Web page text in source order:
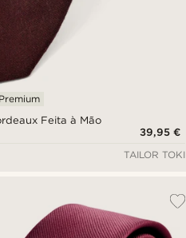
Feita à Mão
39,95 €
TAILOR TOKI